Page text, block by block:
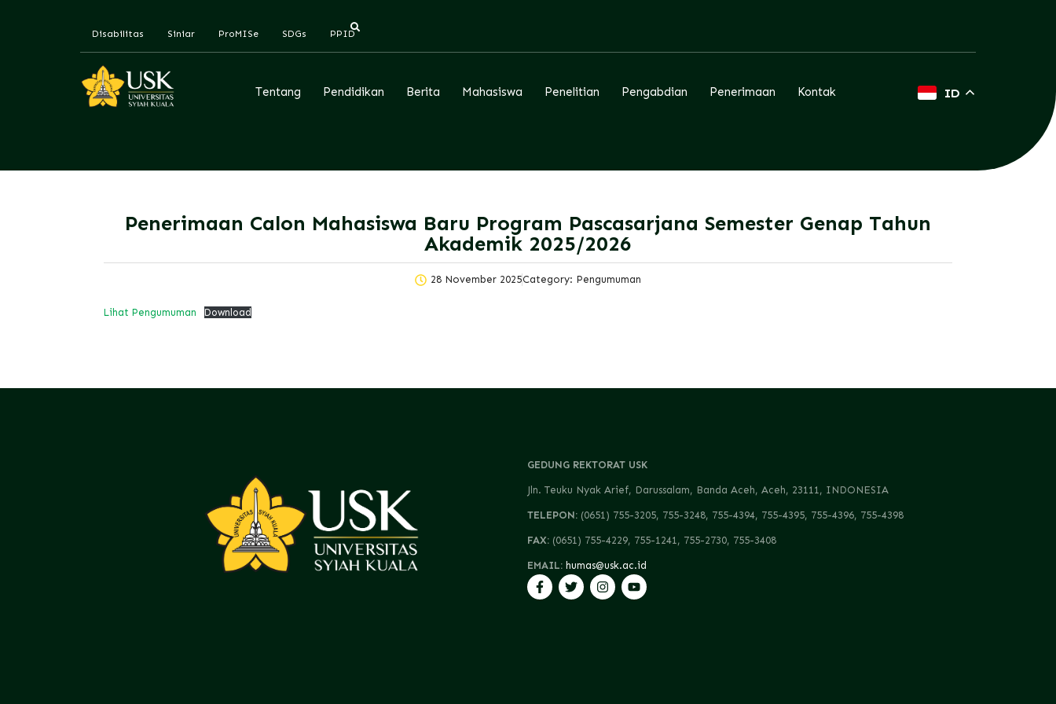
Disabilitas Siniar ProMISe SDGs PPID
Tentang Pendidikan Berita Mahasiswa Penelitian Pengabdian Penerimaan Kontak ID
Penerimaan Calon Mahasiswa Baru Program Pascasarjana Semester Genap Tahun
Akademik 2025/2026
28 November 2025Category: Pengumuman
Lihat Pengumuman Download
GEDUNG REKTORAT USK
Jln. Teuku Nyak Arief, Darussalam, Banda Aceh, Aceh, 23111, INDONESIA
TELEPON: (0651) 755-3205, 755-3248, 755-4394, 755-4395, 755-4396, 755-4398
FAX: (0651) 755-4229, 755-1241, 755-2730, 755-3408
EMAIL: humas@usk.ac.id